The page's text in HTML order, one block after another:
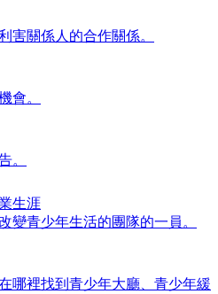
害關係人的合作關係。
會。
。
生涯
變青少年生活的團隊的一員。
哪裡找到青少年大廳、青少年緩